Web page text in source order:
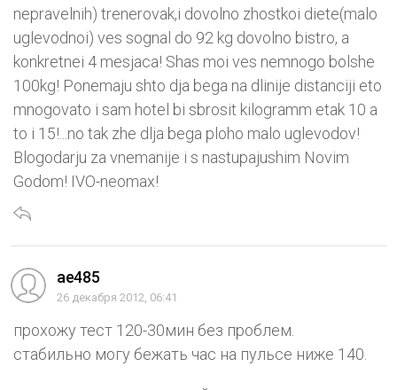
nepravelnih) trenerovak,i dovolno zhostkoi diete(malo
uglevodnoi) ves sognal do 92 kg dovolno bistro, a
konkretnei 4 mesjaca! Shas moi ves nemnogo bolshe
100kg! Ponemaju shto dja bega na dlinije distanciji eto
mnogovato i sam hotel bi sbrosit kilogramm etak 10 a
to i 15!...no tak zhe dlja bega ploho malo uglevodov!
Blogodarju za vnemanije i s nastupajushim Novim
Godom! IVO-neomax!
ae485
26 декабря 2012, 06:41
прохожу тест 120-30мин без проблем.
стабильно могу бежать час на пульсе ниже 140.